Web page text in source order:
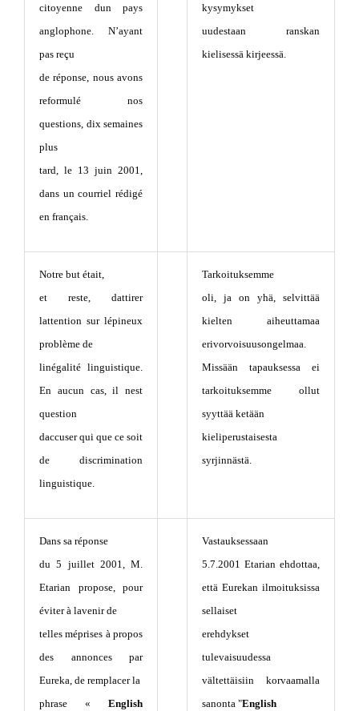
citoyenne dun pays
anglophone. N’ayant
pas reçu
de réponse, nous avons
reformulé nos
questions, dix semaines
plus
tard, le 13 juin 2001,
dans un courriel rédigé
en français.
kysymykset
uudestaan ranskan
kielisessä kirjeessä.
Notre but était,
et reste, dattirer
lattention sur lépineux
problème de
linégalité linguistique.
En aucun cas, il nest
question
daccuser qui que ce soit
de discrimination
linguistique.
Tarkoituksemme
oli, ja on yhä, selvittää
kielten aiheuttamaa
erivorvoisuusongelmaa.
Missään tapauksessa ei
tarkoituksemme ollut
syyttää ketään
kieliperustaisesta
syrjinnästä.
Dans sa réponse
du 5 juillet 2001, M.
Etarian propose, pour
éviter à lavenir de
telles méprises à propos
des annonces par
Eureka, de remplacer la
phrase « English
Vastauksessaan
5.7.2001 Etarian ehdottaa,
että Eurekan ilmoituksissa
sellaiset
erehdykset
tulevaisuudessa
vältettäisiin korvaamalla
sanonta "English